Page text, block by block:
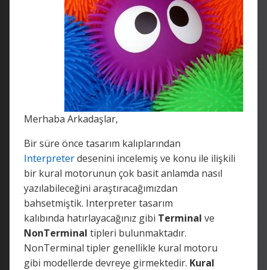
Merhaba Arkadaşlar,
Bir süre önce tasarım kalıplarından
Interpreterdesenini incelemiş ve konu ile ilişkili
bir kural motorunun çok basit anlamda nasıl
yazılabileceğini araştıracağımızdan
bahsetmiştik. Interpreter tasarım
kalıbında hatırlayacağınız gibi Terminal ve
NonTerminal tipleri bulunmaktadır.
NonTerminal tipler genellikle kural motoru
gibi modellerde devreye girmektedir. Kural